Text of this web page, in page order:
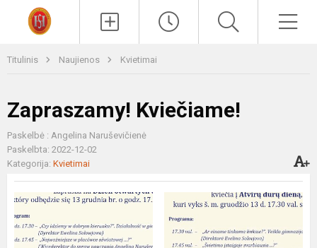
Titulinis Naujienos Kvietimai
Zapraszamy! Kviečiame!
Paskelbė : Angelina Naruševičienė
Paskelbta: 2022-12-02
Kategorija: Kvietimai